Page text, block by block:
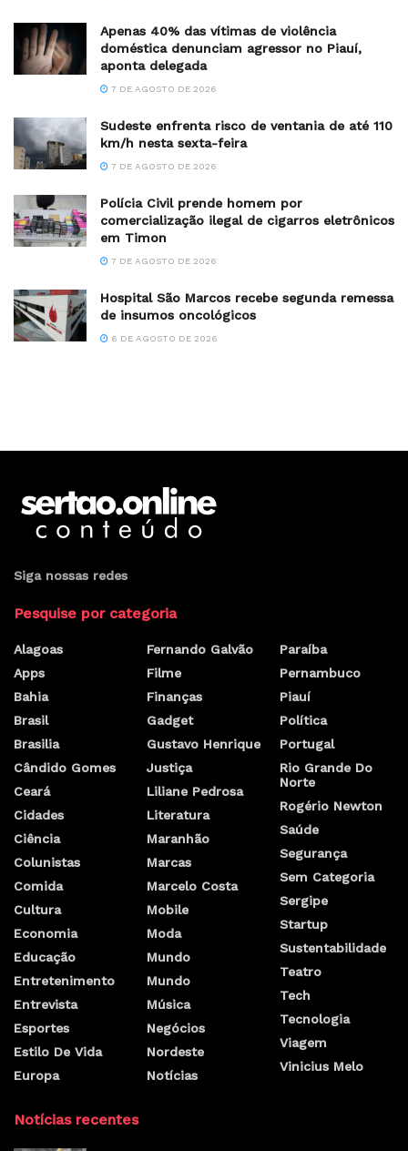
Apenas 40% das vítimas de violência
doméstica denunciam agressor no Piauí,
aponta delegada
7 DE AGOSTO DE 2026
Sudeste enfrenta risco de ventania de até 110
km/h nesta sexta-feira
7 DE AGOSTO DE 2026
Polícia Civil prende homem por
comercialização ilegal de cigarros eletrônicos
em Timon
7 DE AGOSTO DE 2026
Hospital São Marcos recebe segunda remessa
de insumos oncológicos
6 DE AGOSTO DE 2026
Siga nossas redes
Pesquise por categoria
Alagoas
Apps
Bahia
Brasil
Brasilia
Cândido Gomes
Ceará
Cidades
Ciência
Colunistas
Comida
Cultura
Economia
Educação
Entretenimento
Entrevista
Esportes
Estilo De Vida
Europa
Fernando Galvão
Filme
Finanças
Gadget
Gustavo Henrique
Justiça
Liliane Pedrosa
Literatura
Maranhão
Marcas
Marcelo Costa
Mobile
Moda
Mundo
Mundo
Música
Negócios
Nordeste
Notícias
Paraíba
Pernambuco
Piauí
Política
Portugal
Rio Grande Do
Norte
Rogério Newton
Saúde
Segurança
Sem Categoria
Sergipe
Startup
Sustentabilidade
Teatro
Tech
Tecnologia
Viagem
Vinicius Melo
Notícias recentes